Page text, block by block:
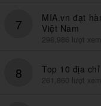
7
MIA.vn đạt
Việt Nam
298,986 lượt xem
8 Top 10 địa
261,860 lượt xem